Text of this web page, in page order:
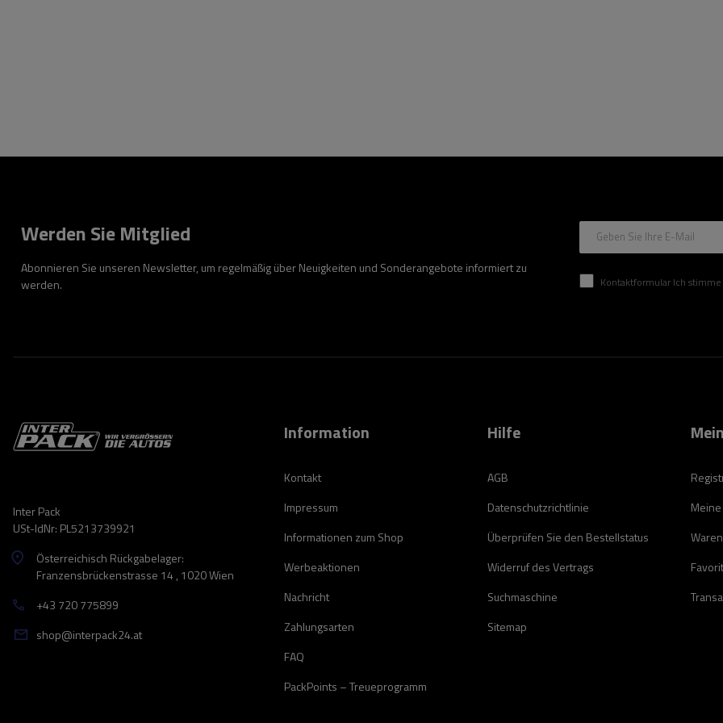
Werden Sie Mitglied
Abonnieren Sie unseren Newsletter, um regelmäßig über Neuigkeiten und Sonderangebote informiert zu
werden.
Geben Sie Ihre E-Mail
Kontaktformular Ich stimme der Verarbeitung
Inter Pack
USt-IdNr: PL5213739921
Österreichisch Rückgabelager:
Franzensbrückenstrasse 14 , 1020 Wien
+43 720 775899
shop@interpack24.at
Information
Kontakt
Impressum
Informationen zum Shop
Werbeaktionen
Nachricht
Zahlungsarten
FAQ
PackPoints – Treueprogramm
Hilfe
AGB
Datenschutzrichtlinie
Überprüfen Sie den Bestellstatus
Widerruf des Vertrags
Suchmaschine
Sitemap
Favorit